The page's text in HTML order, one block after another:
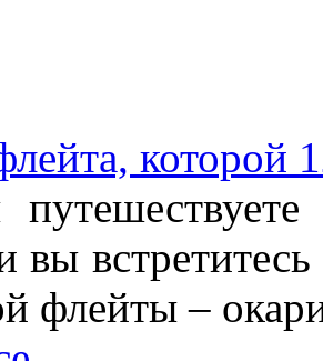
которой
вы
флейты –